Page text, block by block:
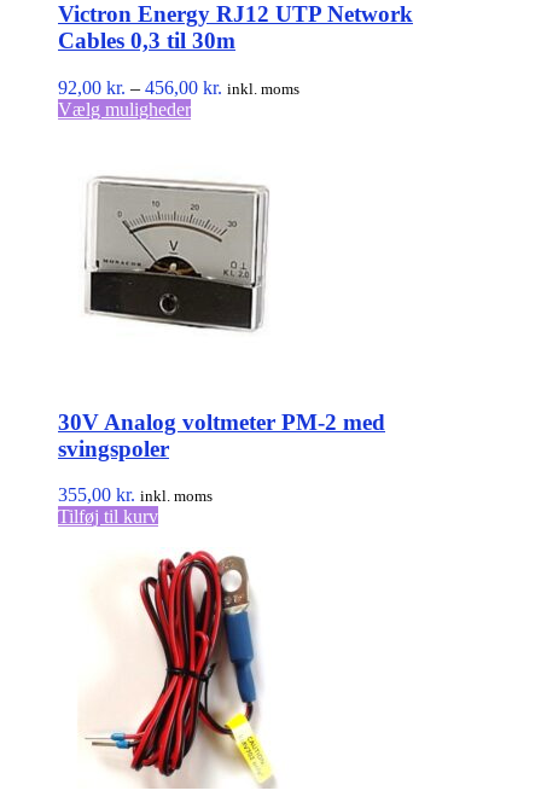
Victron Energy RJ12 UTP Network
Cables 0,3 til 30m
92,00 kr. – 456,00 kr. Prisinterval:
inkl. moms
Vælg mulighederDette
varianter.
Mulighederne
kan
vælges
på
varesiden
30V Analog voltmeter PM-2 med
svingspoler
355,00 kr. inkl. moms
Tilføj til kurv